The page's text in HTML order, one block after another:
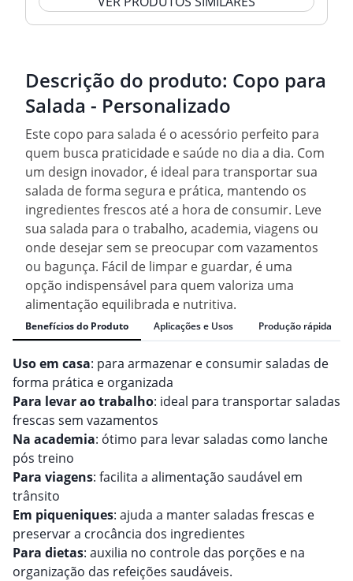
Descrição do produto: Copo para
Salada - Personalizado
Este copo para salada é o acessório perfeito para
quem busca praticidade e saúde no dia a dia. Com
um design inovador, é ideal para transportar sua
salada de forma segura e prática, mantendo os
ingredientes frescos até a hora de consumir. Leve
sua salada para o trabalho, academia, viagens ou
onde desejar sem se preocupar com vazamentos
ou bagunça. Fácil de limpar e guardar, é uma
opção indispensável para quem valoriza uma
alimentação equilibrada e nutritiva.
Benefícios do Produto Aplicações e Usos Produção rápida
Uso em casa: para armazenar e consumir saladas de
forma prática e organizada
Para levar ao trabalho: ideal para transportar saladas
frescas sem vazamentos
Na academia: ótimo para levar saladas como lanche
pós treino
Para viagens: facilita a alimentação saudável em
trânsito
Em piqueniques: ajuda a manter saladas frescas e
preservar a crocância dos ingredientes
Para dietas: auxilia no controle das porções e na
organização das refeições saudáveis.